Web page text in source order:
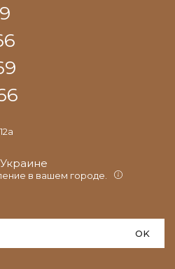
в вашем городе.
OK